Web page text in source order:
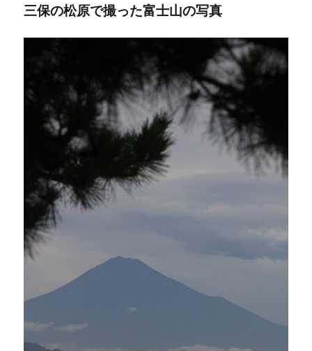
三保の松原で撮った富士山の写真